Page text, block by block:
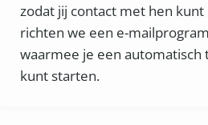
zodat jij contact met hen
richten we een e-
waarmee je een automatisch
kunt starten.